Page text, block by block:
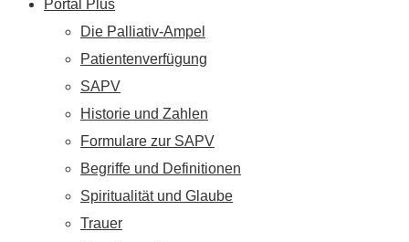
Portal Plus
Die Palliativ-Ampel
Patientenverfügung
SAPV
Historie und Zahlen
Formulare zur SAPV
Begriffe und Definitionen
Spiritualität und Glaube
Trauer